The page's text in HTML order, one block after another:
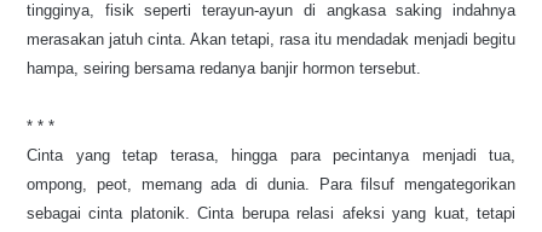
tingginya, fisik seperti terayun-ayun di angkasa saking indahnya
merasakan jatuh cinta. Akan tetapi, rasa itu mendadak menjadi begitu
hampa, seiring bersama redanya banjir hormon tersebut.
* * *
Cinta yang tetap terasa, hingga para pecintanya menjadi tua,
ompong, peot, memang ada di dunia. Para filsuf mengategorikan
sebagai cinta platonik. Cinta berupa relasi afeksi yang kuat, tetapi